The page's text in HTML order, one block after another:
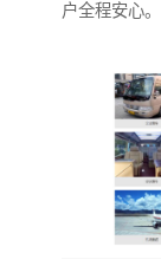
户全程安心。